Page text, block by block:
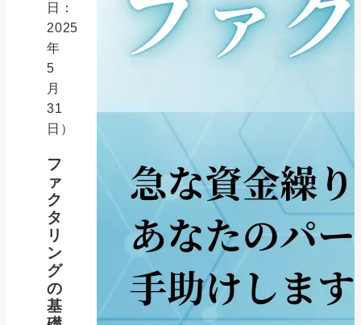
日：
2025
年
5
月
31
日）
フ
ァ
ク
タ
リ
ン
グ
の
基